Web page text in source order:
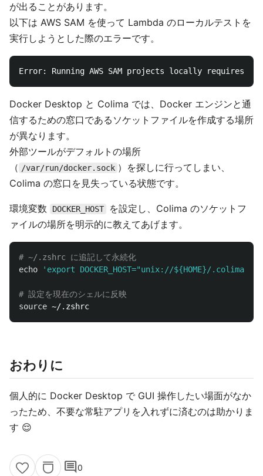
が出ることがあります。
以下は AWS SAM を使って Lambda のローカルテストを
実行しようとした際のエラーです。
Docker Desktop と Colima では、Docker エンジンと通
信するための窓口であるソケットファイルを作成する場所
が異なります。
外部ツールがデフォルトの場所
（ /var/run/docker.sock ）を探しに行ってしまい、
Colima の窓口を見失っている状態です。
環境変数 DOCKER_HOST
を設定し、Colima のソケットフ
ァイルの場所を明示的に教えてあげます。
# ~/.zshrc に追記して永続化
echo
'export DOCKER_HOST="unix://${HOME}/.colima/
# 設定を現在のシェルに反映
source
おわりに
個人的に Docker Desktop で GUI 操作したい場面がなか
ったため、不要な常駐アプリを入れずに済むのは助かりま
す 😌
comment0